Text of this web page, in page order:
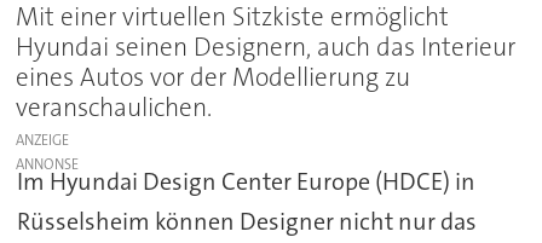
Mit einer virtuellen Sitzkiste ermöglicht
Hyundai seinen Designern, auch das Interieur
eines Autos vor der Modellierung zu
veranschaulichen.
ANZEIGE
Im Hyundai Design Center Europe (HDCE) in
Rüsselsheim können Designer nicht nur das